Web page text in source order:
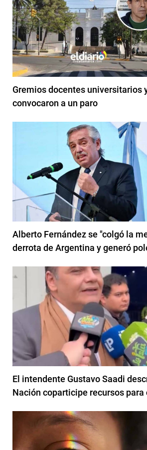
Gremios docentes universitarios
convocaron a un paro
Alberto Fernández se "colgó la
derrota de Argentina y generó
El intendente Gustavo Saadi
Nación coparticipe recursos para